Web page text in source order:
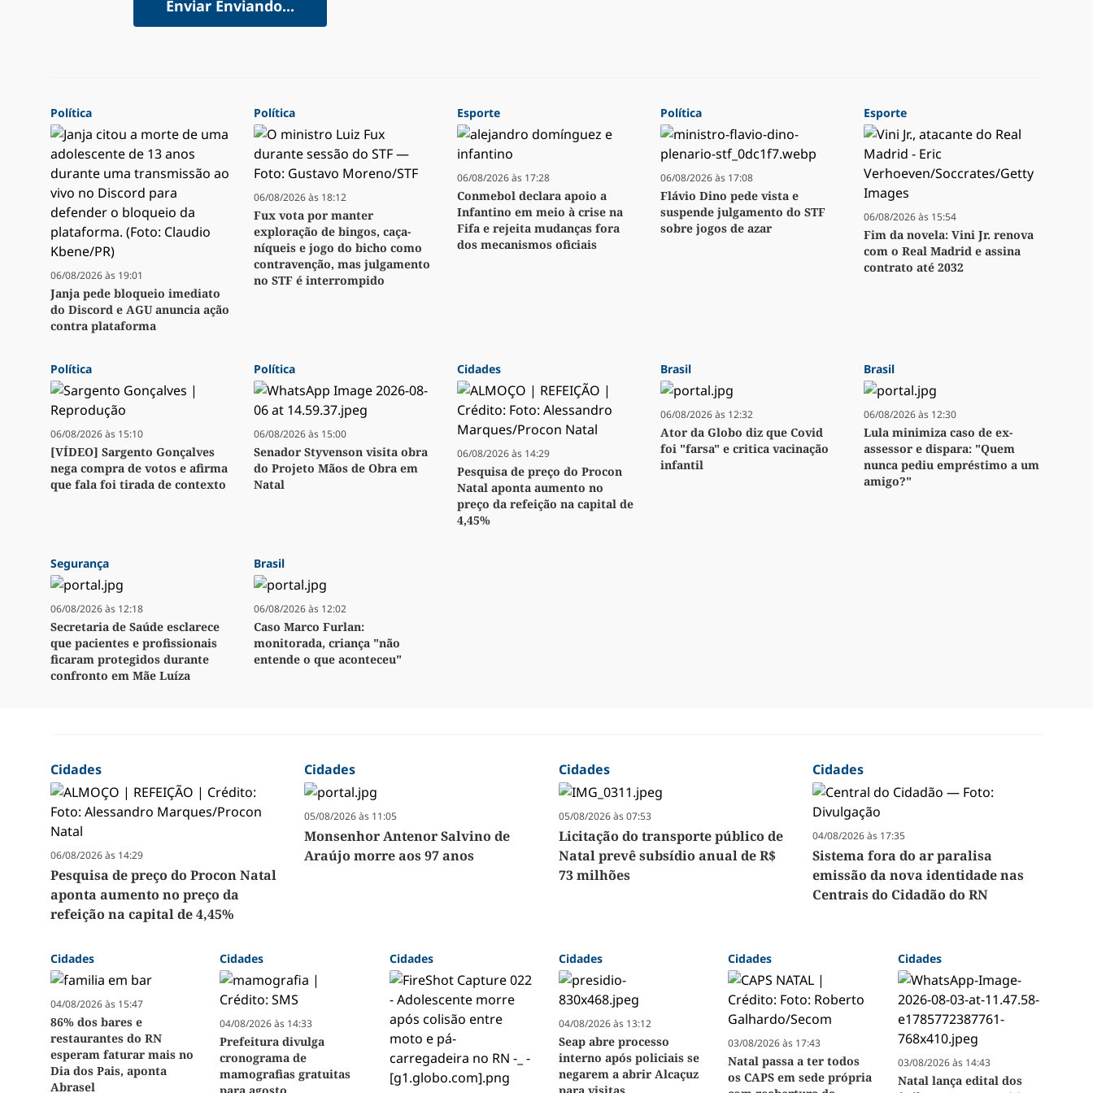
Enviar Enviando...
Política
06/08/2026 às 19:01
Janja pede bloqueio imediato
do Discord e AGU anuncia ação
contra plataforma
Política
06/08/2026 às 18:12
Fux vota por manter
exploração de bingos, caça-
níqueis e jogo do bicho como
contravenção, mas julgamento
no STF é interrompido
Esporte
06/08/2026 às 17:28
Conmebol declara apoio a
Infantino em meio à crise na
Fifa e rejeita mudanças fora
dos mecanismos oficiais
Política
06/08/2026 às 17:08
Flávio Dino pede vista e
suspende julgamento do STF
sobre jogos de azar
Esporte
06/08/2026 às 15:54
Fim da novela: Vini Jr. renova
com o Real Madrid e assina
contrato até 2032
Política
06/08/2026 às 15:10
[VÍDEO] Sargento Gonçalves
nega compra de votos e afirma
que fala foi tirada de contexto
Política
06/08/2026 às 15:00
Senador Styvenson visita obra
do Projeto Mãos de Obra em
Natal
Cidades
06/08/2026 às 14:29
Pesquisa de preço do Procon
Natal aponta aumento no
preço da refeição na capital de
4,45%
Brasil
06/08/2026 às 12:32
Ator da Globo diz que Covid
foi "farsa" e critica vacinação
infantil
Brasil
06/08/2026 às 12:30
Lula minimiza caso de ex-
assessor e dispara: "Quem
nunca pediu empréstimo a um
amigo?"
Segurança
06/08/2026 às 12:18
Secretaria de Saúde esclarece
que pacientes e profissionais
ficaram protegidos durante
confronto em Mãe Luíza
Brasil
06/08/2026 às 12:02
Caso Marco Furlan:
monitorada, criança "não
entende o que aconteceu"
Cidades
06/08/2026 às 14:29
Pesquisa de preço do Procon Natal
aponta aumento no preço da
refeição na capital de 4,45%
Cidades
05/08/2026 às 11:05
Monsenhor Antenor Salvino de
Araújo morre aos 97 anos
Cidades
05/08/2026 às 07:53
Licitação do transporte público de
Natal prevê subsídio anual de R$
73 milhões
Cidades
04/08/2026 às 17:35
Sistema fora do ar paralisa
emissão da nova identidade nas
Centrais do Cidadão do RN
Cidades
04/08/2026 às 15:47
86% dos bares e
restaurantes do RN
esperam faturar mais no
Dia dos Pais, aponta
Abrasel
Cidades
04/08/2026 às 14:33
Prefeitura divulga
cronograma de
mamografias gratuitas
Cidades Cidades
04/08/2026 às 13:12
Seap abre processo
interno após policiais se
negarem a abrir Alcaçuz
Cidades
03/08/2026 às 17:43
Natal passa a ter todos
os CAPS em sede própria
Cidades
03/08/2026 às 14:43
Natal lança edital dos